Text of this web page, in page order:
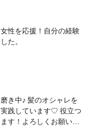
性を応援！自分の経験
た。
き中♪ 髪のオシャレを
践しています♡ 役立つ
す！よろしくお願いし